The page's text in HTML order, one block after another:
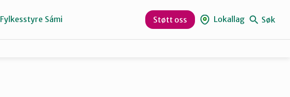
Fylkesstyre Sámi Støtt oss Lokallag Søk